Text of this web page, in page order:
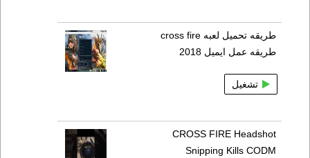
طريقه تحميل لعبه cross fire
طريقه عمل ايميل 2018
تشغيل
CROSS FIRE Headshot
Snipping Kills CODM